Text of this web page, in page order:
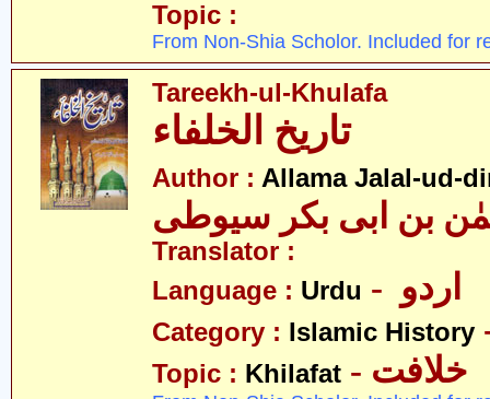
Topic :
From Non-Shia Scholor. Included for
Tareekh-ul-Khulafa
تاریخ الخلفاء
Author : Allama Jalal-ud-
بن ابی بکر سیوطی
Translator :
Language : Urdu
Category : Islamic History
Topic : Khilafat